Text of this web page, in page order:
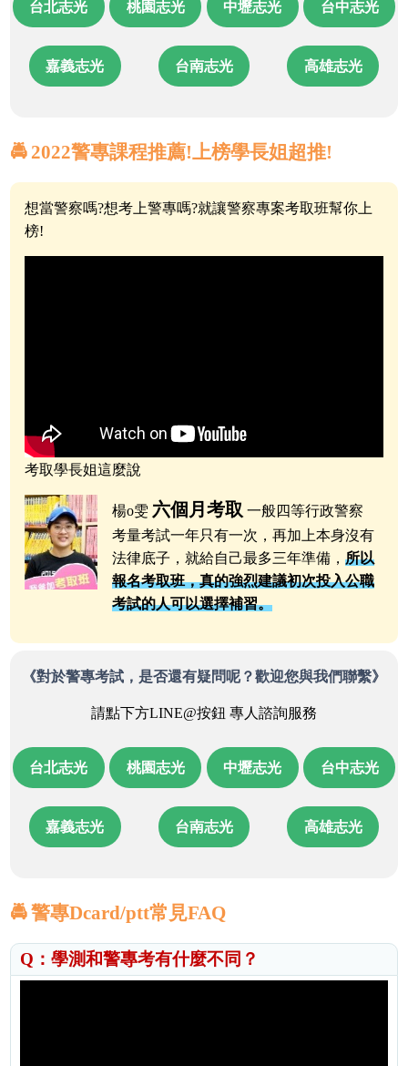
台北志光 桃園志光 中壢志光 台中志光
嘉義志光 台南志光 高雄志光
🚔 2022警專課程推薦!上榜學長姐超推!
想當警察嗎?想考上警專嗎?就讓警察專案考取班幫你上
榜!
考取學長姐這麼說
楊o雯 六個月考取 一般四等行政警察
考量考試一年只有一次，再加上本身沒有
法律底子，就給自己最多三年準備，所以
報名考取班，真的強烈建議初次投入公職
考試的人可以選擇補習。
《對於警專考試，是否還有疑問呢？歡迎您與我們聯繫》
請點下方LINE@按鈕 專人諮詢服務
台北志光 桃園志光 中壢志光 台中志光
嘉義志光 台南志光 高雄志光
🚔 警專Dcard/ptt常見FAQ
Q：學測和警專考有什麼不同？